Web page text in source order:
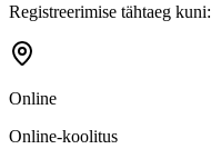
Registreerimise tähtaeg kuni:
Online
Online-koolitus